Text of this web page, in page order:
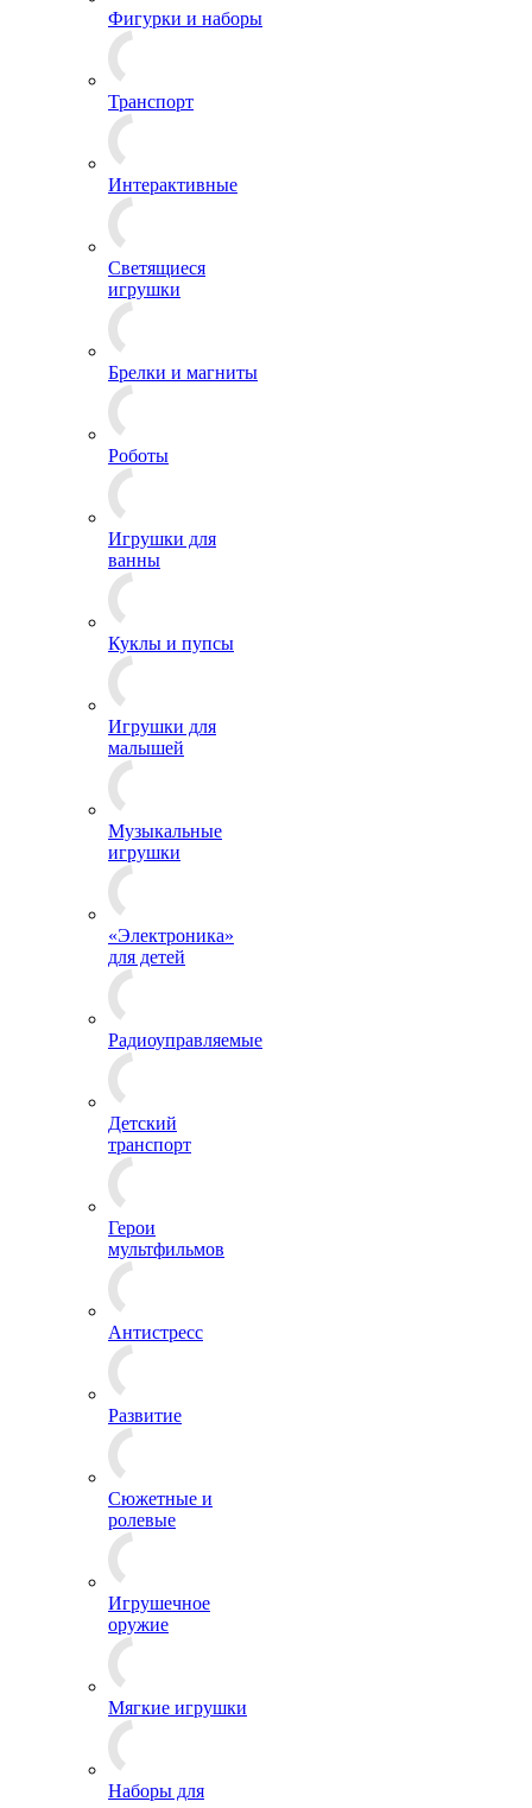
Фигурки и наборы
Транспорт
Интерактивные
Светящиеся
игрушки
Брелки и магниты
Роботы
Игрушки для
ванны
Куклы и пупсы
Игрушки для
малышей
Музыкальные
игрушки
«Электроника»
для детей
Радиоуправляемые
Детский
транспорт
Герои
мультфильмов
Антистресс
Развитие
Сюжетные и
ролевые
Игрушечное
оружие
Мягкие игрушки
Наборы для